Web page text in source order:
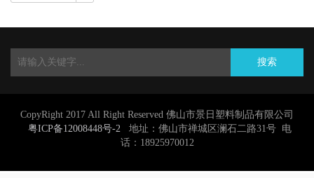
搜索
CopyRight 2017 All Right Reserved 佛山市景日塑料制品有限公司
粤ICP备12008448号-2 地址：佛山市禅城区澜石二路31号 电
话：18925970012